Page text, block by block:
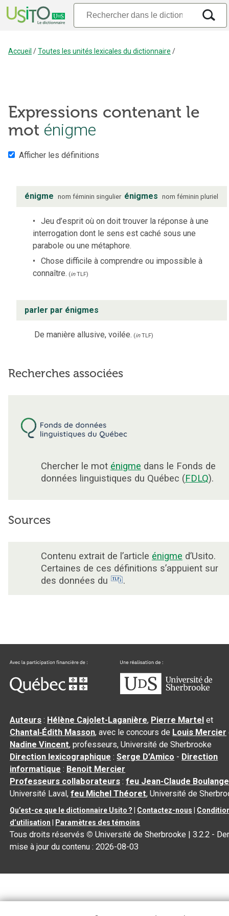
Accueil /Toutes les unités lexicales du dictionnaire /
Expressions contenant le
mot énigme
Afficher les définitions
énigme nom féminin singulier énigmes nom féminin pluriel
Jeu d’esprit où on doit trouver la réponse à une
interrogation dont le sens est caché sous une
parabole ou une métaphore.
Chose difficile à comprendre ou impossible à
connaître. (inTLF)
parler par énigmes
De manière allusive, voilée. (inTLF)
Recherches associées
Chercher le mot énigme dans le Fonds de
données linguistiques du Québec (FDLQ).
Sources
Contenu extrait de l’article énigme d’Usito.
Certaines de ces définitions s’appuient sur
des données du
.
Auteurs : Hélène Cajolet-Laganière, Pierre Martel et
Chantal‑Édith Masson, avec le concours de Louis Mercier
Nadine Vincent, professeurs, Université de Sherbrooke
Direction lexicographique :Serge D’Amico - Direction
informatique : Benoit Mercier
Professeurs collaborateurs :feu Jean-Claude
Université Laval,feu Michel Théoret, Université de
Qu’est-ce que le dictionnaire Usito ? Contactez-nous
d’utilisation
Paramètres des témoins
Tous droits réservés © Université de Sherbrooke |3.2.2 -
mise à jour du contenu :2026-08-03